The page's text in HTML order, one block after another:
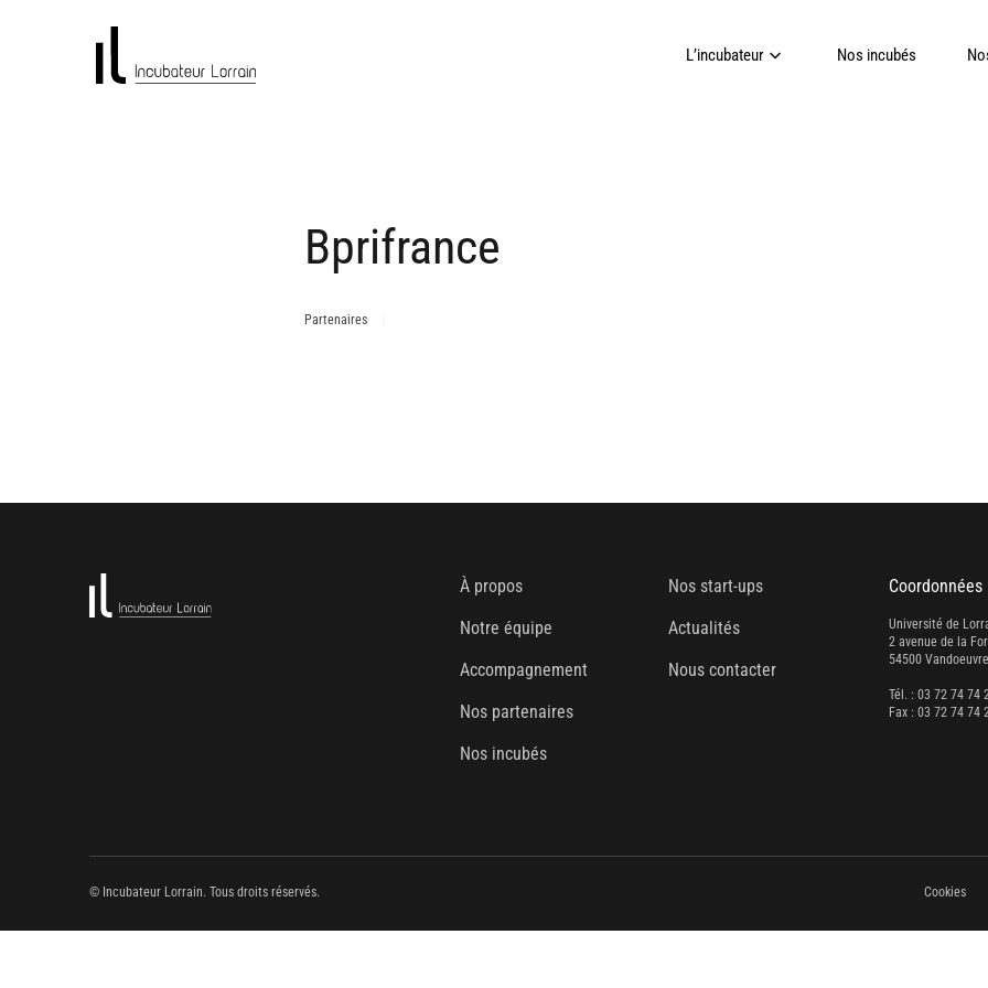
L’incubateur Nos incubés
Bprifrance
Partenaires
À propos
Notre équipe
Accompagnement
Nos partenaires
Nos incubés
Nos start-ups
Actualités
Nous contacter
Coordonnées
Université de
2 avenue de la
54500
Tél. : 03 72 74 74
Fax : 03 72 74 74
© Incubateur Lorrain. Tous droits réservés. Cookies